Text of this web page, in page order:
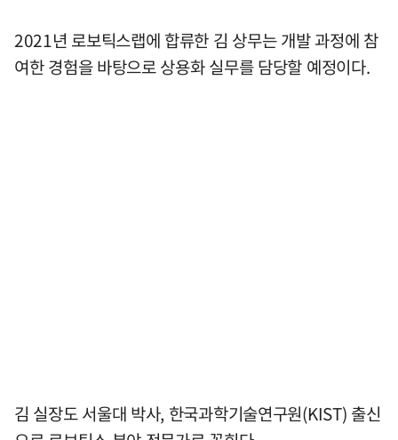
2021년 로보틱스랩에 합류한 김 상무는 개발 과정에 참
여한 경험을 바탕으로 상용화 실무를 담당할 예정이다.
김 실장도 서울대 박사, 한국과학기술연구원(KIST) 출신